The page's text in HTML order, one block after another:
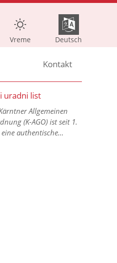
Vreme Deutsch
Kontakt
uradni list
Allgemeinen
(K-AGO) ist seit 1.
authentische